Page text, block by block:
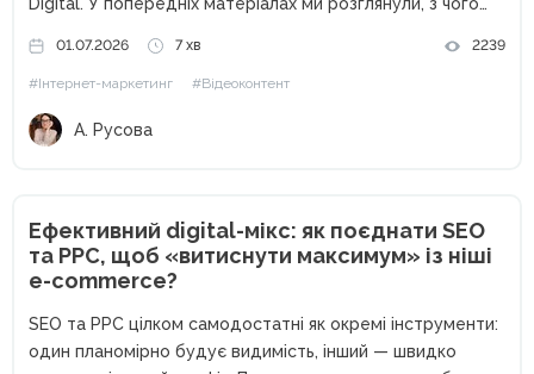
мудборду. А також — як підготувати команду, реквізит,
локацію, не витративши...
01.07.2026 7 хв 2239
#Інтернет-маркетинг #Відеоконтент
А. Русова
Ефективний digital-мікс: як поєднати SEO
та PPC, щоб «витиснути максимум» із ніші
e-commerce?
SEO та PPC цілком самодостатні як окремі інструменти:
один планомірно будує видимість, інший — швидко